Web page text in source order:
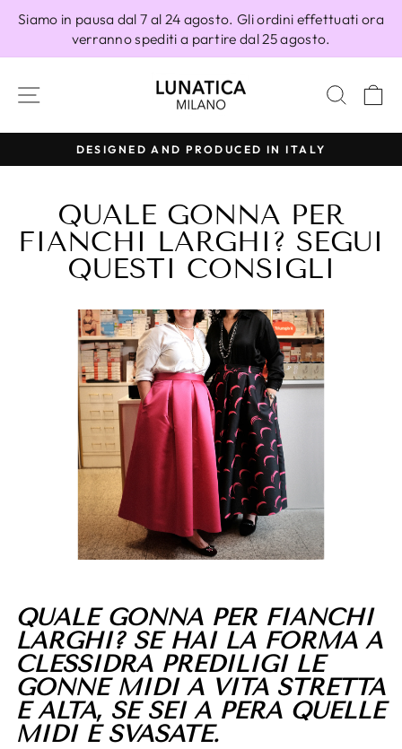
direttamente
Siamo in pausa dal 7 al 24 agosto. Gli ordini effettuati ora
verranno spediti a partire dal 25 agosto.
NAVIGAZIONE DEL SITO
Metti
pausa
presentazione
DESIGNED AND PRODUCED IN ITALY
QUALE GONNA PER
FIANCHI LARGHI? SEGUI
QUESTI CONSIGLI
QUALE GONNA PER FIANCHI
LARGHI? SE HAI LA FORMA A
CLESSIDRA PREDILIGI LE
GONNE MIDI A VITA STRETTA
E ALTA, SE SEI A PERA QUELLE
MIDI E SVASATE.